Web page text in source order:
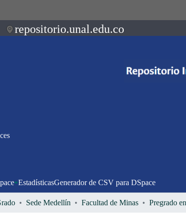
repositorio.unal.edu.co
EstadísticasGenerador de CSV para DSpace
Sede Medellín Facultad de Minas Pregrado